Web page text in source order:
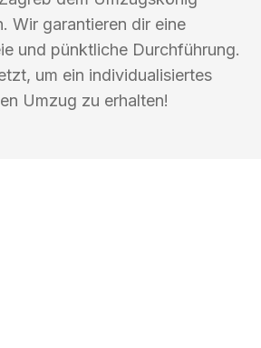
Wir garantieren dir eine
und pünktliche Durchführung.
um ein individualisiertes
Umzug zu erhalten!